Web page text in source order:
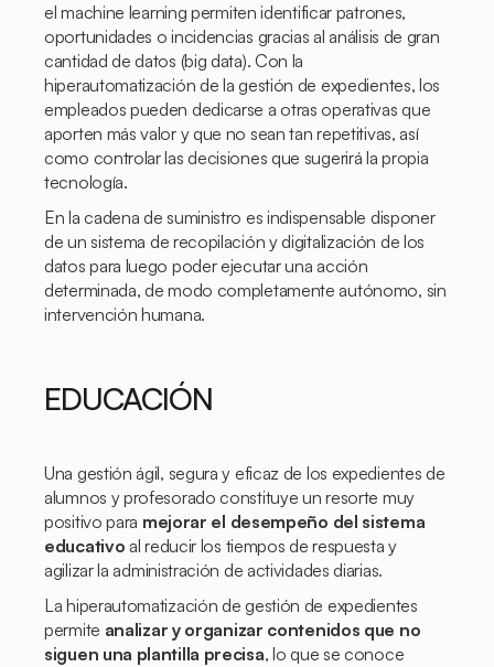
elmachine learning permiten identificar patrones,
oportunidades o incidencias gracias al análisis de gran
cantidad de datos (big data). Con la
hiperautomatización de la gestión de expedientes, los
empleados pueden dedicarse a otras operativas que
aporten más valor y que no sean tan repetitivas, así
como controlar las decisiones que sugerirá la propia
tecnología.
En la cadena de suministro es indispensable disponer
de un sistema de recopilación y digitalización de los
datos para luego poder ejecutar una acción
determinada, de modo completamente autónomo, sin
intervención humana.
EDUCACIÓN
Una gestión ágil, segura y eficaz de los expedientes de
alumnos y profesorado constituye un resorte muy
positivo para mejorar el desempeño del sistema
educativo al reducir los tiempos de respuesta y
agilizar la administración de actividades diarias.
La hiperautomatización de gestión de expedientes
permite analizar y organizar contenidos que no
siguen una plantilla precisa, lo que se conoce